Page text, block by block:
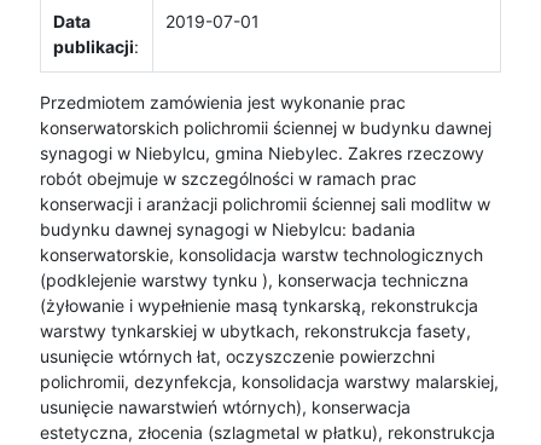
Data
publikacji:
2019-07-01
Przedmiotem zamówienia jest wykonanie prac
konserwatorskich polichromii ściennej w budynku dawnej
synagogi w Niebylcu, gmina Niebylec. Zakres rzeczowy
robót obejmuje w szczególności w ramach prac
konserwacji i aranżacji polichromii ściennej sali modlitw w
budynku dawnej synagogi w Niebylcu: badania
konserwatorskie, konsolidacja warstw technologicznych
(podklejenie warstwy tynku ), konserwacja techniczna
(żyłowanie i wypełnienie masą tynkarską, rekonstrukcja
warstwy tynkarskiej w ubytkach, rekonstrukcja fasety,
usunięcie wtórnych łat, oczyszczenie powierzchni
polichromii, dezynfekcja, konsolidacja warstwy malarskiej,
usunięcie nawarstwień wtórnych), konserwacja
estetyczna, złocenia (szlagmetal w płatku), rekonstrukcja